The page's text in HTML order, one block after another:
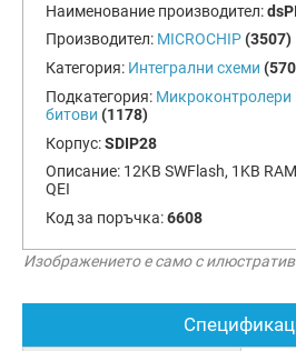
Наименование производител:
Производител: MICROCHIP (3507)
Категория: Интегрални схеми
Подкатегория: Микроконтролери
битови (1178)
Корпус:SDIP28
Описание: 12KB SWFlash, 1KB
QEI
Код за поръчка:6608
Изображението е само с